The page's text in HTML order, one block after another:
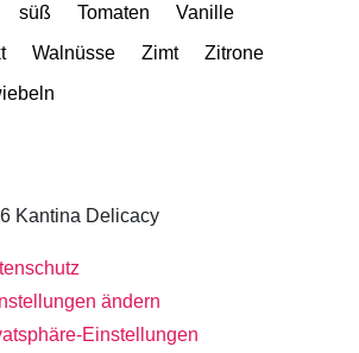
süß Tomaten
Vanille
Walnüsse Zimt
Zitrone
Kantina Delicacy
ändern
Einstellungen